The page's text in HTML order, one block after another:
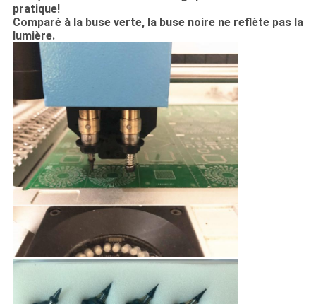
pratique!
Comparé à la buse verte, la buse noire ne reflète pas la
lumière.